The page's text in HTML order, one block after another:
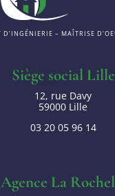
D’INGÉNIERIE – MAÎTRISE
Siège social Lille
12, rue Davy
59000 Lille
03 20 05 96 14
Agence La